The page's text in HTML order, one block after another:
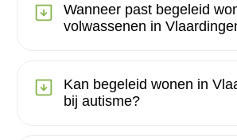
Wanneer past begeleid
volwassenen in
Kan begeleid wonen in
bij autisme?